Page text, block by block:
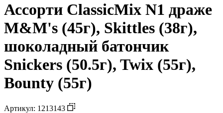
Ассорти ClassicMix N1 драже
M&M's (45г), Skittles (38г),
шоколадный батончик
Snickers (50.5г), Twix (55г),
Bounty (55г)
Артикул: 1213143